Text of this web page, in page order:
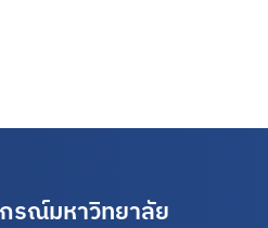
รณ์มหาวิทยาลัย